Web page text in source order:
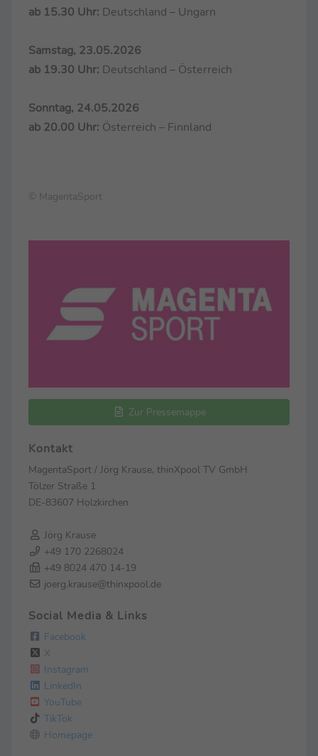
ab 15.30 Uhr: Deutschland – Ungarn
Samstag, 23.05.2026
ab 19.30 Uhr: Deutschland – Österreich
Sonntag, 24.05.2026
ab 20.00 Uhr: Österreich – Finnland
© MagentaSport
Zur Pressemappe
Kontakt
MagentaSport / Jörg Krause, thinXpool TV GmbH
Tölzer Straße 1
DE-83607 Holzkirchen
Jörg Krause
+49 170 2268024
+49 8024 470 14-19
joerg.krause@thinxpool.de
Social Media & Links
Facebook
X
Instagram
LinkedIn
YouTube
TikTok
Homepage